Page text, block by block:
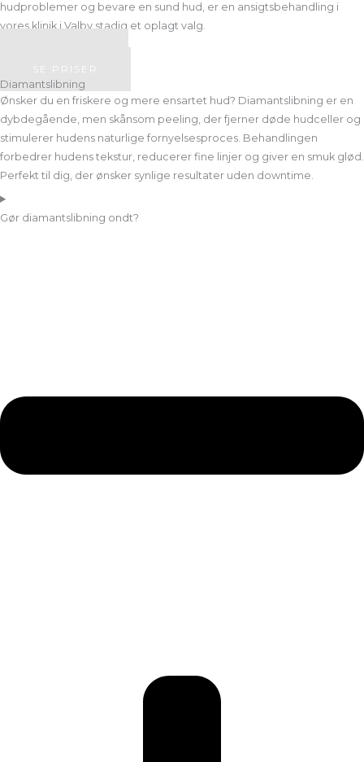
hudproblemer og bevare en sund hud, er en ansigtsbehandling i
vores klinik i Valbystadig et oplagt valg.
SE PRISER
Diamantslibning
Ønsker du en friskere og mere ensartet hud? Diamantslibning er en
dybdegående, men skånsom peeling, der fjerner døde hudceller og
stimulerer hudens naturlige fornyelsesproces. Behandlingen
forbedrer hudens tekstur, reducerer fine linjer og giver en smuk glød.
Perfekt til dig, der ønsker synlige resultater uden downtime.
Gør diamantslibning ondt?